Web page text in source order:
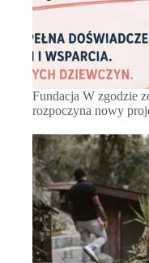
Fundacja W zgodzie
rozpoczyna nowy